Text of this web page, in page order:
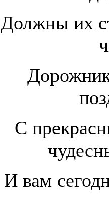
Должны их
С
И вам